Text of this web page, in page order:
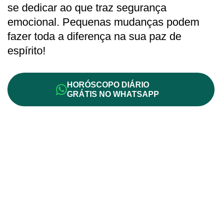
se dedicar ao que traz segurança
emocional. Pequenas mudanças podem
fazer toda a diferença na sua paz de
espírito!
HORÓSCOPO DIÁRIO
GRÁTIS NO WHATSAPP